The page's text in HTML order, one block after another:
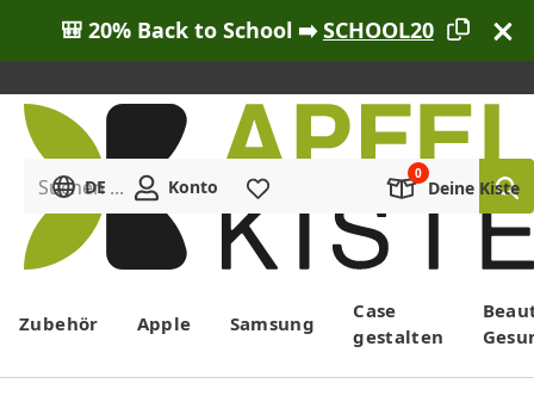
🎒 20% Back to School ➡️SCHOOL20
Menü
Suchen ...
DE Konto Deine Kiste
Zubehör Apple Samsung
Case
gestalten